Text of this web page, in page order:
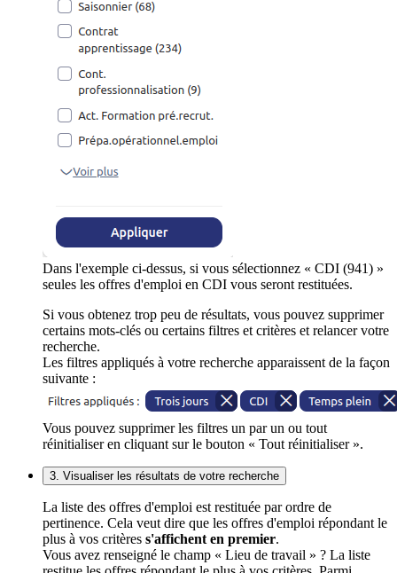
Dans l'exemple ci-dessus, si vous sélectionnez « CDI (941) »
seules les offres d'emploi en CDI vous seront restituées.
Si vous obtenez trop peu de résultats, vous pouvez supprimer
certains mots-clés ou certains filtres et critères et relancer votre
recherche.
Les filtres appliqués à votre recherche apparaissent de la façon
suivante :
Vous pouvez supprimer les filtres un par un ou tout
réinitialiser en cliquant sur le bouton « Tout réinitialiser ».
3. Visualiser les résultats de votre recherche
La liste des offres d'emploi est restituée par ordre de
pertinence. Cela veut dire que les offres d'emploi répondant le
plus à vos critères s'affichent en premier.
Vous avez renseigné le champ « Lieu de travail » ? La liste